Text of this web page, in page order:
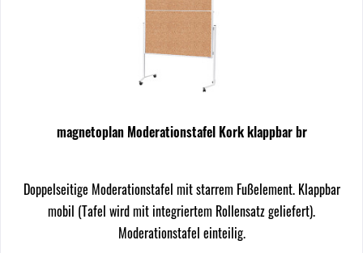
magnetoplan Moderationstafel Kork klappbar br
Doppelseitige Moderationstafel mit starrem Fußelement. Klappbar
mobil (Tafel wird mit integriertem Rollensatz geliefert).
Moderationstafel einteilig.